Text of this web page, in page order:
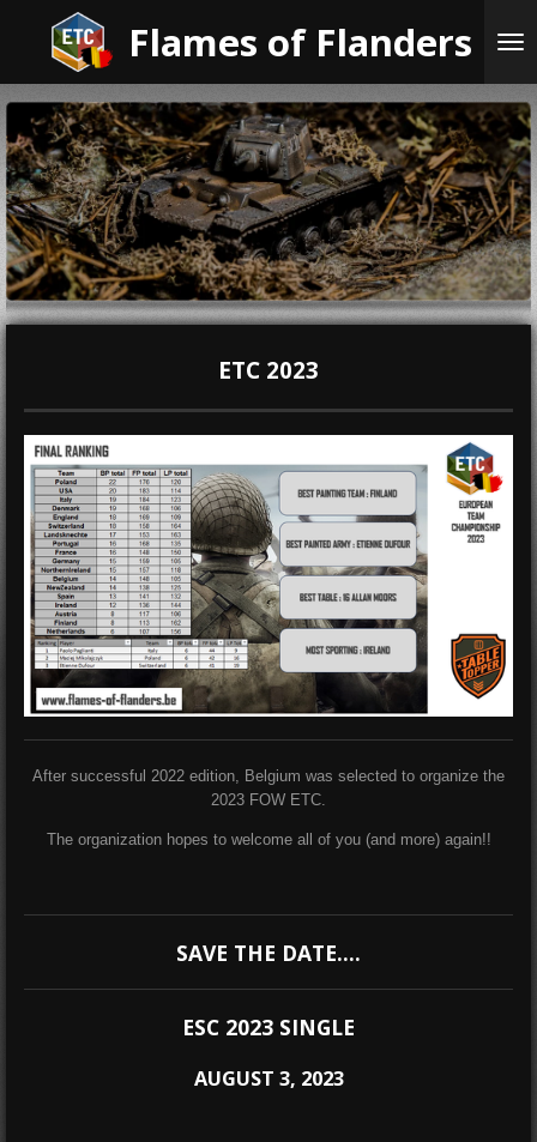
hoofdinhoud
Flames of Flanders
ETC 2023
After successful 2022 edition, Belgium was selected to organize the
2023 FOW ETC.
The organization hopes to welcome all of you (and more) again!!
SAVE THE DATE....
ESC 2023 SINGLE
AUGUST 3, 2023